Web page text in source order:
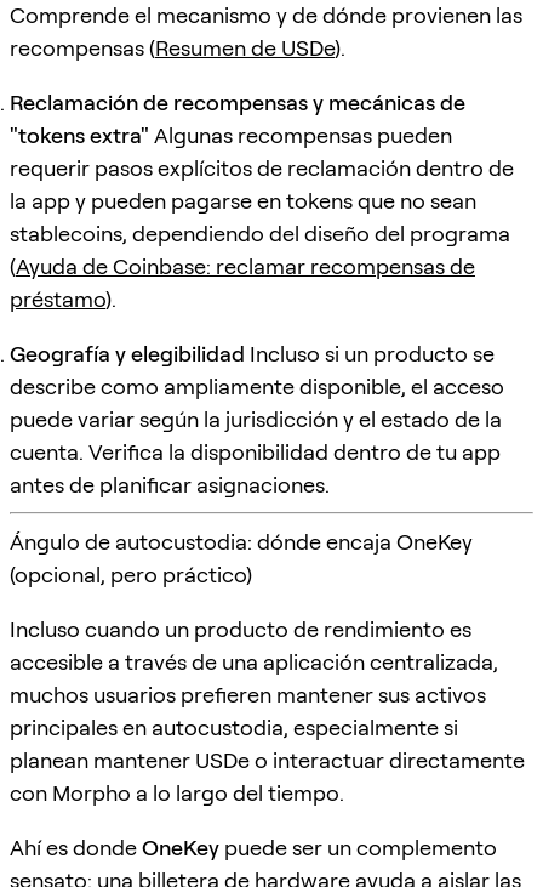
Comprende el mecanismo y de dónde provienen las
recompensas (Resumen de USDe).
Reclamación de recompensas y mecánicas de
"tokens extra" Algunas recompensas pueden
requerir pasos explícitos de reclamación dentro de
la app y pueden pagarse en tokens que no sean
stablecoins, dependiendo del diseño del programa
(Ayuda de Coinbase: reclamar recompensas de
préstamo).
Geografía y elegibilidad Incluso si un producto se
describe como ampliamente disponible, el acceso
puede variar según la jurisdicción y el estado de la
cuenta. Verifica la disponibilidad dentro de tu app
antes de planificar asignaciones.
Ángulo de autocustodia: dónde encaja OneKey
(opcional, pero práctico)
Incluso cuando un producto de rendimiento es
accesible a través de una aplicación centralizada,
muchos usuarios prefieren mantener sus activos
principales en autocustodia, especialmente si
planean mantener USDe o interactuar directamente
con Morpho a lo largo del tiempo.
Ahí es dondeOneKey puede ser un complemento
sensato: una billetera de hardware ayuda a aislar las